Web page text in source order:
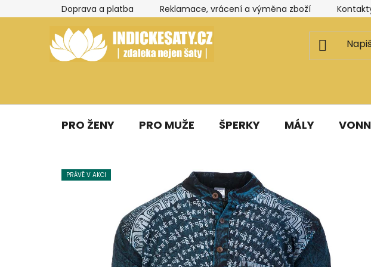
na
Doprava a platba Reklamace, vrácení a výměna zboží
PRO ŽENY PRO MUŽE ŠPERKY MÁLY
PRÁVĚ V AKCI